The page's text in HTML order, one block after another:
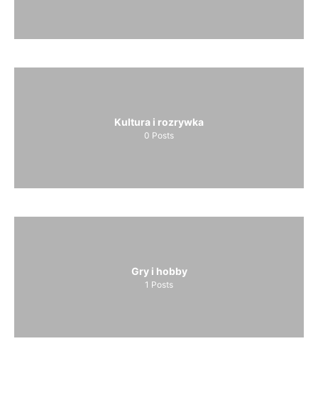
Kultura i rozrywka
0 Posts
Gry i hobby
1 Posts